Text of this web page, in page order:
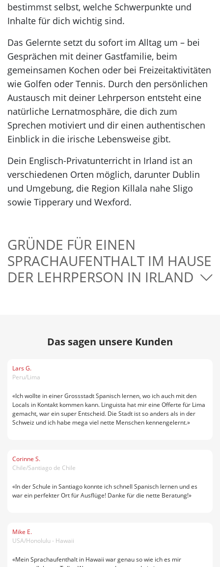
bestimmst selbst, welche Schwerpunkte und
Inhalte für dich wichtig sind.
Das Gelernte setzt du sofort im Alltag um – bei
Gesprächen mit deiner Gastfamilie, beim
gemeinsamen Kochen oder bei Freizeitaktivitäten
wie Golfen oder Tennis. Durch den persönlichen
Austausch mit deiner Lehrperson entsteht eine
natürliche Lernatmosphäre, die dich zum
Sprechen motiviert und dir einen authentischen
Einblick in die irische Lebensweise gibt.
Dein Englisch-Privatunterricht in Irland ist an
verschiedenen Orten möglich, darunter Dublin
und Umgebung, die Region Killala nahe Sligo
sowie Tipperary und Wexford.
GRÜNDE FÜR EINEN
SPRACHAUFENTHALT IM HAUSE
DER LEHRPERSON IN IRLAND
Das sagen unsere Kunden
Lars G.
Peru/Lima
«Ich wollte in einer Grossstadt Spanisch lernen, wo ich auch mit den
Locals in Kontakt kommen kann. Linguista hat mir eine Offerte für Lima
gemacht, war ein super Entscheid. Die Stadt ist so anders als in der
Schweiz und ich habe mega viel nette Menschen kennengelernt.»
Corinne S.
Chile/Santiago de Chile
«In der Schule in Santiago konnte ich schnell Spanisch lernen und es
war ein perfekter Ort für Ausflüge! Danke für die nette Beratung!»
Mike E.
USA/Honolulu - Hawaii
«Mein Sprachaufenthalt in Hawaii war genau so wie ich es mir